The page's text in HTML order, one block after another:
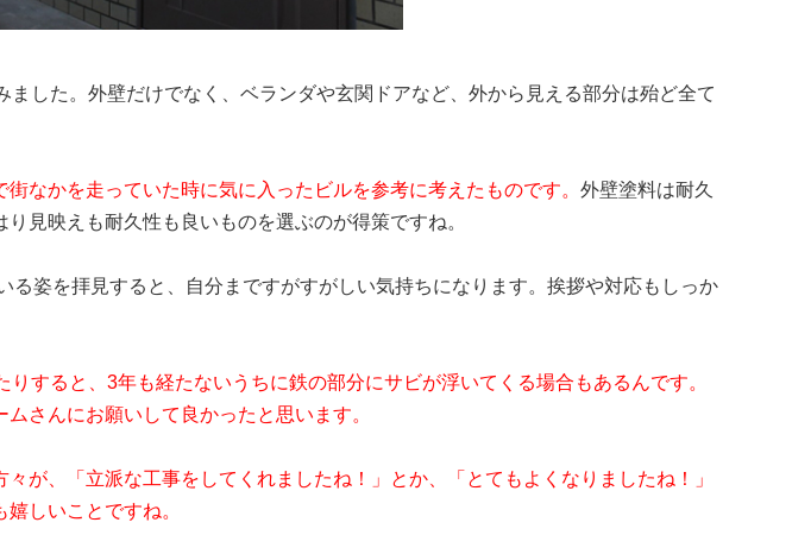
した。外壁だけでなく、ベランダや玄関ドアなど、外から見える部分は殆ど全て
なかを走っていた時に気に入ったビルを参考に考えたものです。 外壁塗料は耐久
見映えも耐久性も良いものを選ぶのが得策ですね。
姿を拝見すると、自分まですがすがしい気持ちになります。挨拶や対応もしっか
すると、3年も経たないうちに鉄の部分にサビが浮いてくる場合もあるんです。
さんにお願いして良かったと思います。
が、「立派な工事をしてくれましたね！」とか、「とてもよくなりましたね！」
しいことですね。